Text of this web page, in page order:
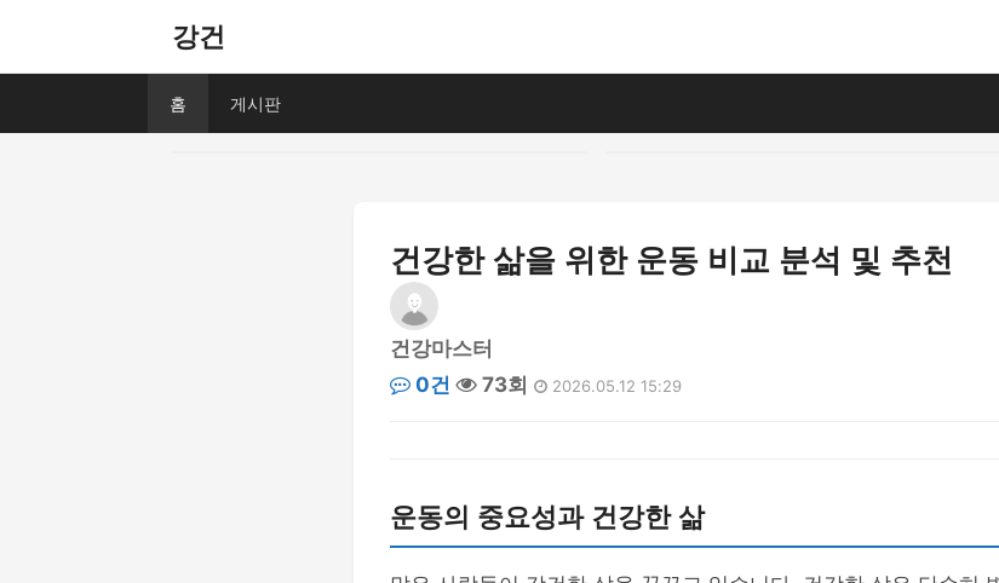
강건
홈 게시판
건강한 삶을 위한 운동 비교 분석 및 추천
건강마스터
0건
73회 2026.05.12 15:29
운동의 중요성과 건강한 삶